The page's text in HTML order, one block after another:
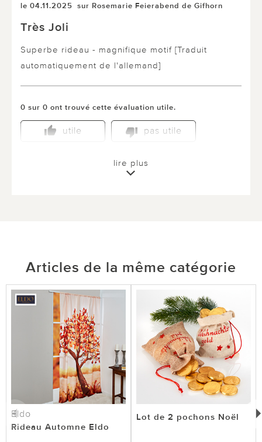
le 04.11.2025 sur Rosemarie Feierabend de Gifhorn
Très Joli
Superbe rideau - magnifique motif [Traduit
automatiquement de l'allemand]
0 sur 0 ont trouvé cette évaluation utile.
utile pas utile
lire plus
Articles de la même catégorie
Eldo
Rideau Automne Eldo
Lot de 2 pochons Noël